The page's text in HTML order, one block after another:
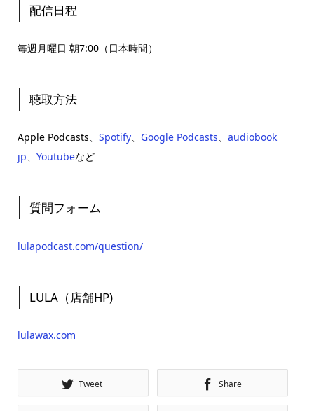
配信日程
毎週月曜日 朝7:00（日本時間）
聴取方法
Apple Podcasts、 Spotify、 Google Podcasts、 audiobook
jp、 Youtubeなど
質問フォーム
lulapodcast.com/question/
LULA（店舗HP)
lulawax.com
Tweet Share